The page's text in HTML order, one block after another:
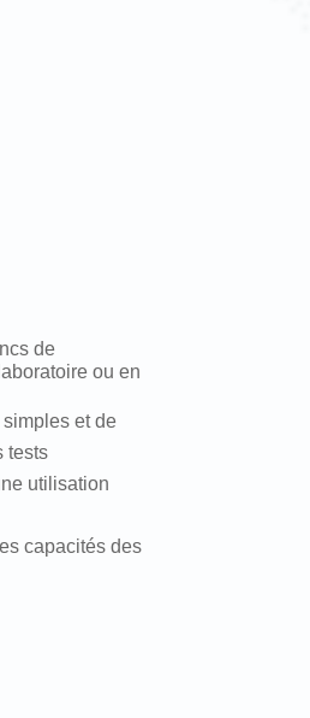
de
ou en
et de
tests
utilisation
capacités des